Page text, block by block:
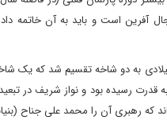
آفرین است و باید به آن خاتمه
مسلم لیگ در سال ۲۰۰۲ میلادی به دو شاخه